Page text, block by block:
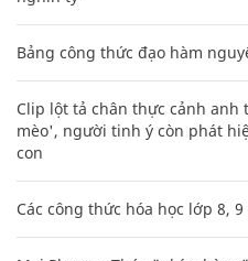
Bảng công thức đạo hàm
Clip lột tả chân thực cảnh
mèo', người tinh ý còn phát
con
Các công thức hóa học lớp 8,